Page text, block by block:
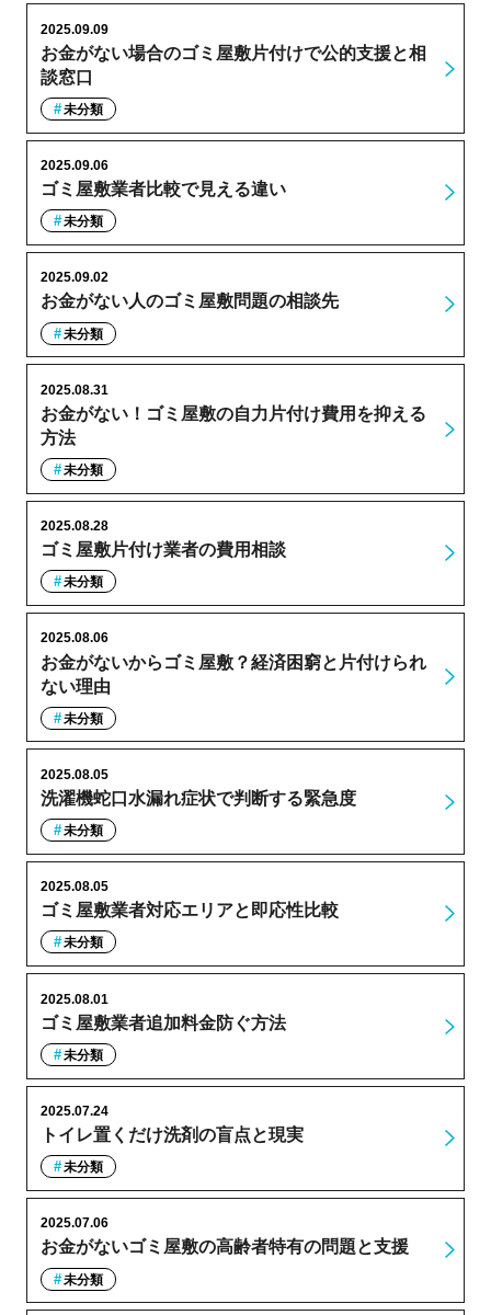
お金がない場合のゴミ屋敷片付けで公的支援と相
談窓口
2025.09.09
未分類
ゴミ屋敷業者比較で見える違い
2025.09.06
未分類
お金がない人のゴミ屋敷問題の相談先
2025.09.02
未分類
お金がない！ゴミ屋敷の自力片付け費用を抑える
方法
2025.08.31
未分類
ゴミ屋敷片付け業者の費用相談
2025.08.28
未分類
お金がないからゴミ屋敷？経済困窮と片付けられ
ない理由
2025.08.06
未分類
洗濯機蛇口水漏れ症状で判断する緊急度
2025.08.05
未分類
ゴミ屋敷業者対応エリアと即応性比較
2025.08.05
未分類
ゴミ屋敷業者追加料金防ぐ方法
2025.08.01
未分類
トイレ置くだけ洗剤の盲点と現実
2025.07.24
未分類
お金がないゴミ屋敷の高齢者特有の問題と支援
2025.07.06
未分類